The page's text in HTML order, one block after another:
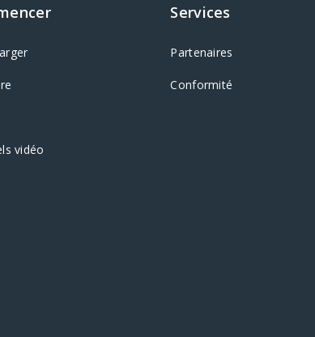
vidéo
Services
Partenaires
Conformité